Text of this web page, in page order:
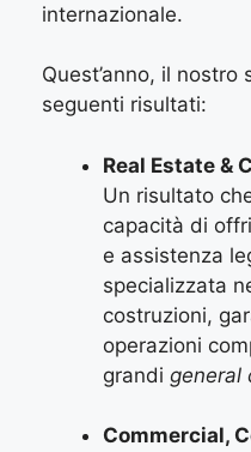
internazionale.
Quest’anno, il
seguenti risultati:
Real Estate &
Un risultato
capacità di
e assistenza
specializzata
costruzioni,
operazioni
grandi general
Commercial,